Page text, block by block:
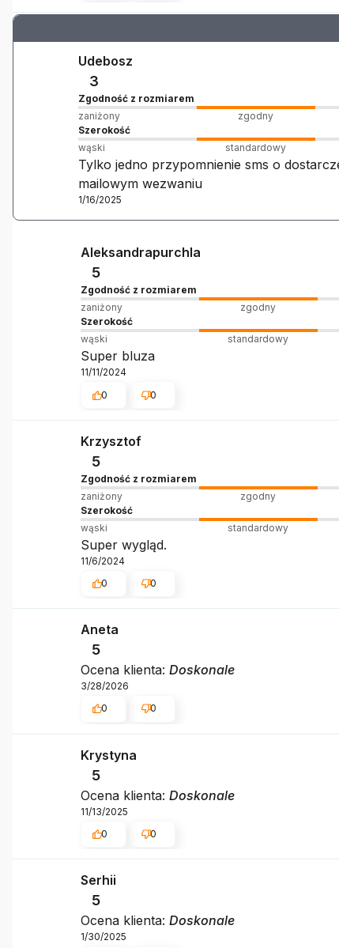
Udebosz
3
Zgodność z rozmiarem
zaniżony
zgodny
Szerokość
wąski
standardowy
Tylko jedno przypomnienie sms o
mailowym wezwaniu
1/16/2025
Aleksandrapurchla
5
Zgodność z rozmiarem
zaniżony
zgodny
Szerokość
wąski
standardowy
Super bluza
11/11/2024
0
0
Krzysztof
5
Zgodność z rozmiarem
zaniżony
zgodny
Szerokość
wąski
standardowy
Super wygląd.
11/6/2024
0
0
Aneta
5
Ocena klienta: Doskonale
3/28/2026
0
0
Krystyna
5
Ocena klienta: Doskonale
11/13/2025
0
0
Serhii
5
Ocena klienta: Doskonale
1/30/2025